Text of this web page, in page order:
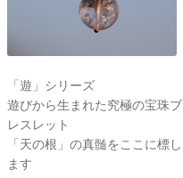
「遊」シリーズ
遊びから生まれた究極の宝珠ブ
レスレット
「天の根」の真髄をここに標し
ます